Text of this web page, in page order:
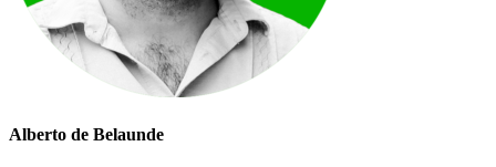
Alberto de Belaunde